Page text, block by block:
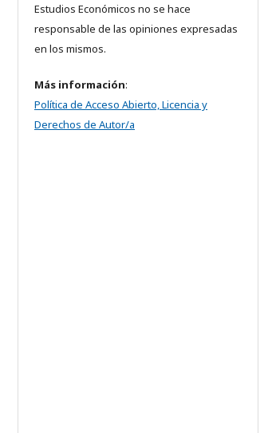
Estudios Económicos no se hace
responsable de las opiniones expresadas
en los mismos.
Más información:
Política de Acceso Abierto, Licencia y
Derechos de Autor/a